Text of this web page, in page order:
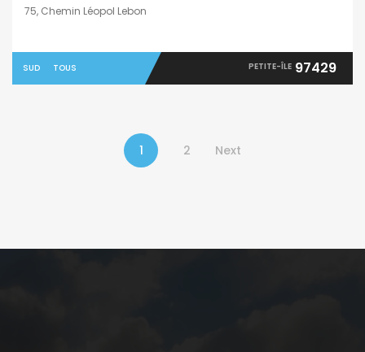
75, Chemin Léopol Lebon
SUD TOUS PETITE-ÎLE 97429
1 2 Next